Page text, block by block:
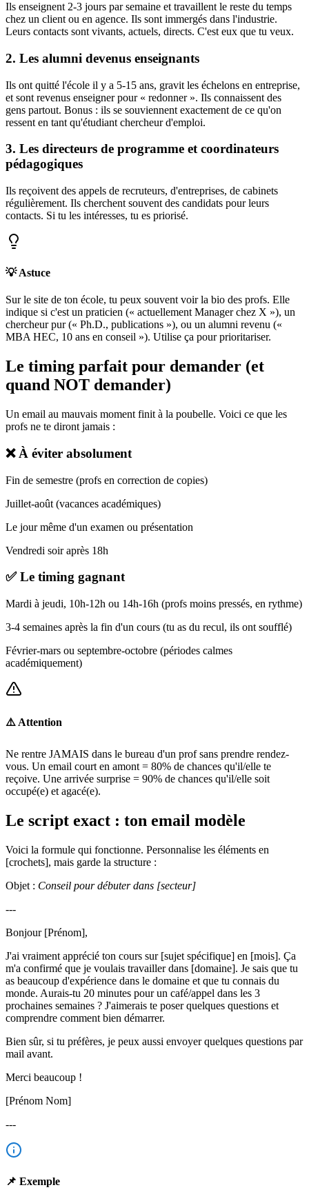
Ils enseignent 2-3 jours par semaine et travaillent le reste du temps
chez un client ou en agence. Ils sont immergés dans l'industrie.
Leurs contacts sont vivants, actuels, directs. C'est eux que tu veux.
2. Les alumni devenus enseignants
Ils ont quitté l'école il y a 5-15 ans, gravit les échelons en entreprise,
et sont revenus enseigner pour « redonner ». Ils connaissent des
gens partout. Bonus : ils se souviennent exactement de ce qu'on
ressent en tant qu'étudiant chercheur d'emploi.
3. Les directeurs de programme et coordinateurs
pédagogiques
Ils reçoivent des appels de recruteurs, d'entreprises, de cabinets
régulièrement. Ils cherchent souvent des candidats pour leurs
contacts. Si tu les intéresses, tu es priorisé.
💡 Astuce
Sur le site de ton école, tu peux souvent voir la bio des profs. Elle
indique si c'est un praticien (« actuellement Manager chez X »), un
chercheur pur (« Ph.D., publications »), ou un alumni revenu («
MBA HEC, 10 ans en conseil »). Utilise ça pour prioritariser.
Le timing parfait pour demander (et
quand NOT demander)
Un email au mauvais moment finit à la poubelle. Voici ce que les
profs ne te diront jamais :
❌ À éviter absolument
Fin de semestre (profs en correction de copies)
Juillet-août (vacances académiques)
Le jour même d'un examen ou présentation
Vendredi soir après 18h
✅ Le timing gagnant
Mardi à jeudi, 10h-12h ou 14h-16h (profs moins pressés, en rythme)
3-4 semaines après la fin d'un cours (tu as du recul, ils ont soufflé)
Février-mars ou septembre-octobre (périodes calmes
académiquement)
⚠️ Attention
Ne rentre JAMAIS dans le bureau d'un prof sans prendre rendez-
vous. Un email court en amont = 80% de chances qu'il/elle te
reçoive. Une arrivée surprise = 90% de chances qu'il/elle soit
occupé(e) et agacé(e).
Le script exact : ton email modèle
Voici la formule qui fonctionne. Personnalise les éléments en
[crochets], mais garde la structure :
Objet : Conseil pour débuter dans [secteur]
---
Bonjour [Prénom],
J'ai vraiment apprécié ton cours sur [sujet spécifique] en [mois]. Ça
m'a confirmé que je voulais travailler dans [domaine]. Je sais que tu
as beaucoup d'expérience dans le domaine et que tu connais du
monde. Aurais-tu 20 minutes pour un café/appel dans les 3
prochaines semaines ? J'aimerais te poser quelques questions et
comprendre comment bien démarrer.
Bien sûr, si tu préfères, je peux aussi envoyer quelques questions par
mail avant.
Merci beaucoup !
[Prénom Nom]
---
📌 Exemple